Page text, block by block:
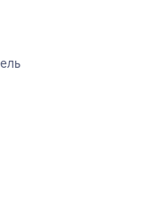
4,7 на основе 19 оценок